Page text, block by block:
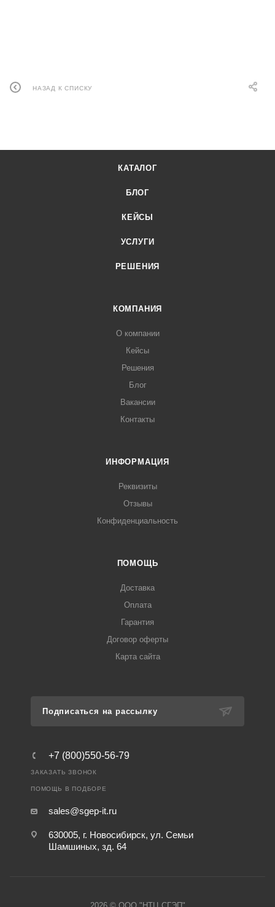
НАЗАД К СПИСКУ
КАТАЛОГ
БЛОГ
КЕЙСЫ
УСЛУГИ
РЕШЕНИЯ
КОМПАНИЯ
О компании
Кейсы
Решения
Блог
Вакансии
Контакты
ИНФОРМАЦИЯ
Реквизиты
Отзывы
Конфиденциальность
ПОМОЩЬ
Доставка
Оплата
Гарантия
Договор оферты
Карта сайта
Подписаться на рассылку
+7 (800)550-56-79
ЗАКАЗАТЬ ЗВОНОК
ПОМОЩЬ В ПОДБОРЕ
sales@sgep-it.ru
630005, г. Новосибирск, ул. Семьи
Шамшиных, зд. 64